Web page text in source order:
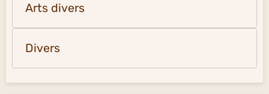
Arts divers
Divers